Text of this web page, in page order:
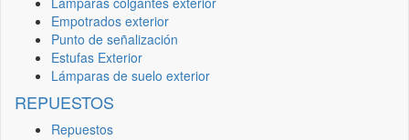
Empotrados exterior
Punto de señalización
Estufas Exterior
Lámparas de suelo exterior
REPUESTOS
Repuestos